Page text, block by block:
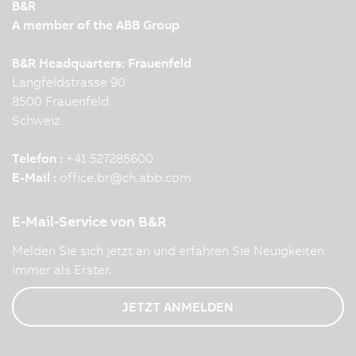
B&R
A member of the ABB Group
B&R Headquarters: Frauenfeld
Langfeldstrasse 90
8500 Frauenfeld
Schweiz
Telefon : +41 527285600
E-Mail : office.br@ch.abb.com
E-Mail-Service von B&R
Melden Sie sich jetzt an und erfahren Sie Neuigkeiten
immer als Erster.
JETZT ANMELDEN